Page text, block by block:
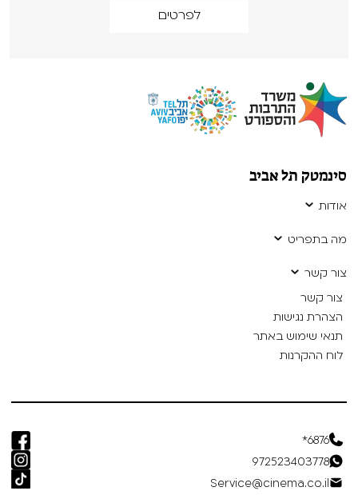
לפרטים
סינמטק תל אביב
אודות
מה בתפריט
צור קשר
צור קשר
הצהרת נגישות
תנאי שימוש באתר
לוח ההקרנות
6876*
972523403778
Service@cinema.co.il